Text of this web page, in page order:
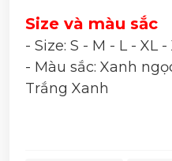
Size và màu sắc
- Size: S - M - L - XL -
- Màu sắc: Xanh
Trắng Xanh